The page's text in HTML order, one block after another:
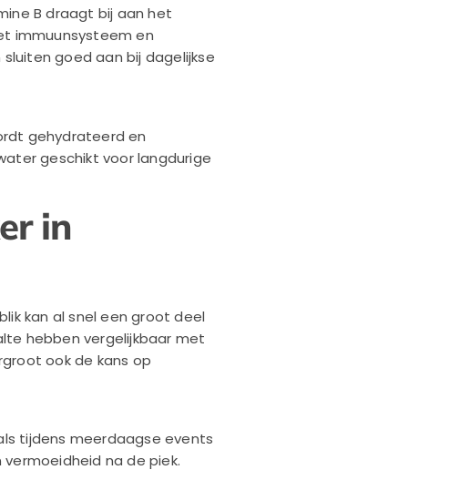
B draagt bij aan het
immuunsysteem en
goed aan bij dagelijkse
gehydrateerd en
geschikt voor langdurige
in
kan al snel een groot deel
hebben vergelijkbaar met
ook de kans op
tijdens meerdaagse events
na de piek.